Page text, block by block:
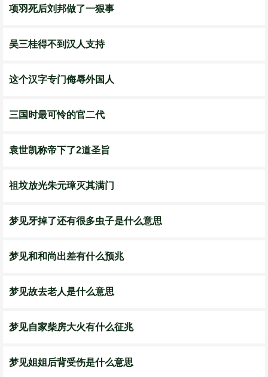
项羽死后刘邦做了一狠事
吴三桂得不到汉人支持
这个汉字专门侮辱外国人
三国时最可怜的官二代
袁世凯称帝下了2道圣旨
祖坟放光朱元璋灭其满门
梦见牙掉了还有很多虫子是什么意思
梦见和和尚出差有什么预兆
梦见故去老人是什么意思
梦见自家柴房大火有什么征兆
梦见姐姐后背受伤是什么意思